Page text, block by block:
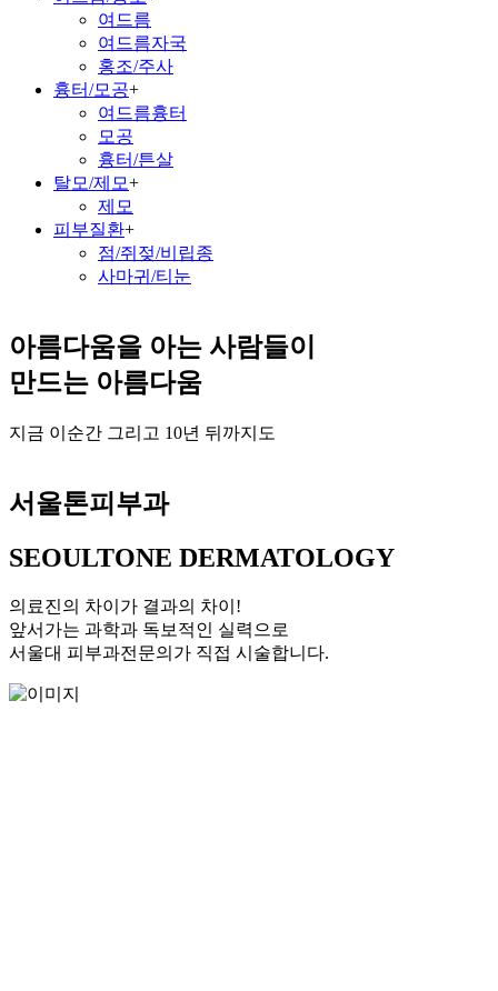
여드름
여드름자국
홍조/주사
흉터/모공+
여드름흉터
모공
흉터/튼살
탈모/제모+
제모
피부질환+
점/쥐젖/비립종
사마귀/티눈
아름다움을 아는 사람들이
만드는 아름다움
지금 이순간 그리고 10년 뒤까지도
서울톤피부과
SEOULTONE DERMATOLOGY
의료진의 차이가 결과의 차이!
앞서가는 과학과 독보적인 실력으로
서울대 피부과전문의가 직접 시술합니다.